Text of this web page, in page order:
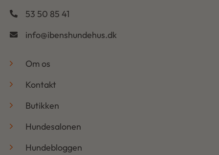
53 50 85 41
info@ibenshundehus.dk
Om os
Kontakt
Butikken
Hundesalonen
Hundebloggen